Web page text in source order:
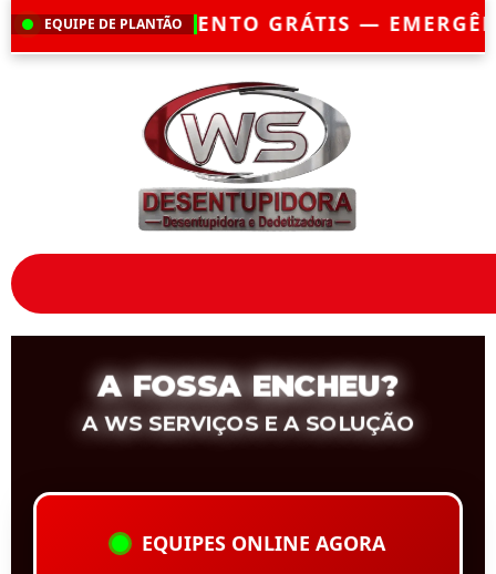
EQUIPE DE PLANTÃO
— EMERGÊNCIA?CHEGAMOS EM
A FOSSA ENCHEU?
A WS SERVIÇOS E A SOLUÇÃO
EQUIPES ONLINE AGORA